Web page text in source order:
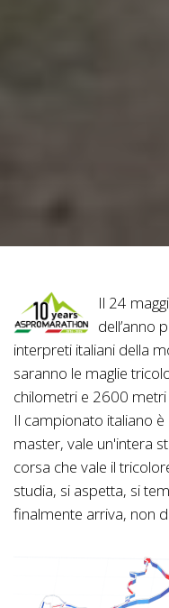
Il 24
dell’anno
interpreti italiani della
saranno le maglie
chilometri e 2600 metri
Il campionato italiano
master, vale un'intera
corsa che vale il
studia, si aspetta, si
finalmente arriva, non